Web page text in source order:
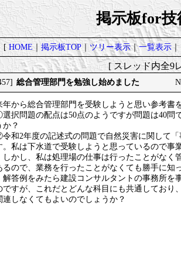
掲示板for技
[HOME｜掲示板TOP｜ツリー表示｜一覧表示｜
[ スレッド内全
総合管理部門を勉強し始めました
年から総合管理部門を受験しようと思い参考書
択問題の配点は50点のようですが問題は40問
か？
和2年度の記述式の問題で自然災害に関して
。私は下水道で受験しようと思っているので事
かし、私は処理場の仕事は行ったことがなく
るので、業務を行ったことがなくても勝手に知
答例をみたら建設コンサルタントの事務所を
ですが、これだとどんな科目にも共通しており
連しなくてもよいのでしょうか？